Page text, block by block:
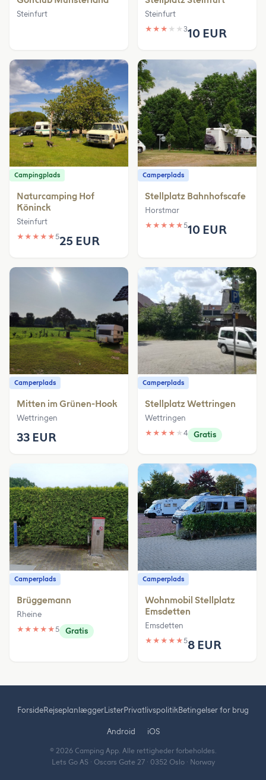
Steinfurt Steinfurt
★ ★ ★ ★ ★ 310 EUR
Campingplads
Naturcamping Hof
Köninck
Steinfurt
★ ★ ★ ★ ★525 EUR
Camperplads
Stellplatz Bahnhofscafe
Horstmar
★ ★ ★ ★ ★510 EUR
Camperplads
Mitten im Grünen-Hook
Wettringen
33 EUR
Camperplads
Stellplatz Wettringen
Wettringen
★ ★ ★ ★ ★ 4 Gratis
Camperplads
Brüggemann
Rheine
★ ★ ★ ★ ★5 Gratis
Camperplads
Wohnmobil Stellplatz
Emsdetten
Emsdetten
★ ★ ★ ★ ★58 EUR
ForsideRejseplanlæggerListerPrivatlivspolitikBetingelser for brug
Android iOS
© 2026 Camping App. Alle rettigheder forbeholdes.
Lets Go AS · Oscars Gate 27 · 0352 Oslo · Norway